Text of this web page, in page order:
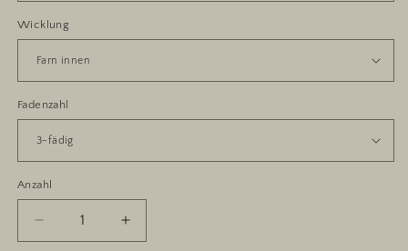
Wicklung
Fadenzahl
Anzahl
Anzahl
Verringere
die
Erhöhe
die